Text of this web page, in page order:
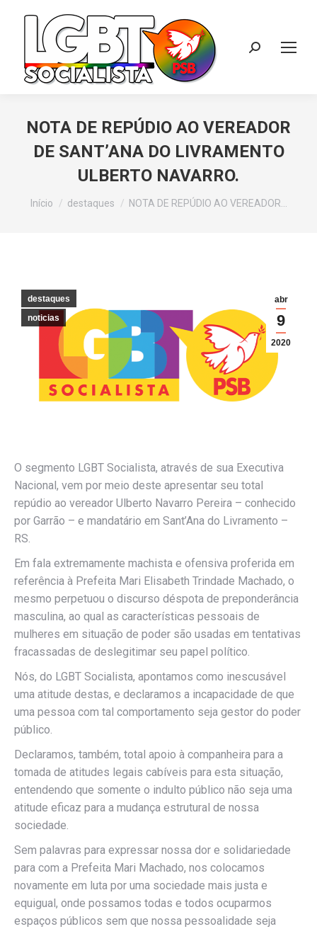
Search:
NOTA DE REPÚDIO AO VEREADOR
DE SANT’ANA DO LIVRAMENTO
ULBERTO NAVARRO.
Você está aqui:
Início destaques NOTA DE REPÚDIO AO VEREADOR…
abr
9
2020
destaques
noticias
O segmento LGBT Socialista, através de sua Executiva
Nacional, vem por meio deste apresentar seu total
repúdio ao vereador Ulberto Navarro Pereira – conhecido
por Garrão – e mandatário em Sant’Ana do Livramento –
RS.
Em fala extremamente machista e ofensiva proferida em
referência à Prefeita Mari Elisabeth Trindade Machado, o
mesmo perpetuou o discurso déspota de preponderância
masculina, ao qual as características pessoais de
mulheres em situação de poder são usadas em tentativas
fracassadas de deslegitimar seu papel político.
Nós, do LGBT Socialista, apontamos como inescusável
uma atitude destas, e declaramos a incapacidade de que
uma pessoa com tal comportamento seja gestor do poder
público.
Declaramos, também, total apoio à companheira para a
tomada de atitudes legais cabíveis para esta situação,
entendendo que somente o indulto público não seja uma
atitude eficaz para a mudança estrutural de nossa
sociedade.
Sem palavras para expressar nossa dor e solidariedade
para com a Prefeita Mari Machado, nos colocamos
novamente em luta por uma sociedade mais justa e
equigual, onde possamos todas e todos ocuparmos
espaços públicos sem que nossa pessoalidade seja